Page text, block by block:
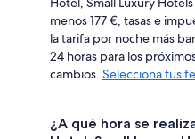
menos 177 €, tasas e
la tarifa por noche más
24 horas para los
cambios. Selecciona tus
¿A qué hora se